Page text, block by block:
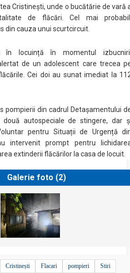
Cristinești, unde o bucătărie de vară
de flăcări. Cel mai
din cauza unui scurtcircuit.
în locuință în momentul
de un adolescent care trecea
Cei doi au sunat imediat la
pompierii din cadrul Detașamentului
două autospeciale de stingere, dar
pentru Situații de Urgență
intervenit prompt pentru
extinderii flăcărilor la casa de locuit.
Galerie foto (2)
Cristinești Flacari pompieri Stiri